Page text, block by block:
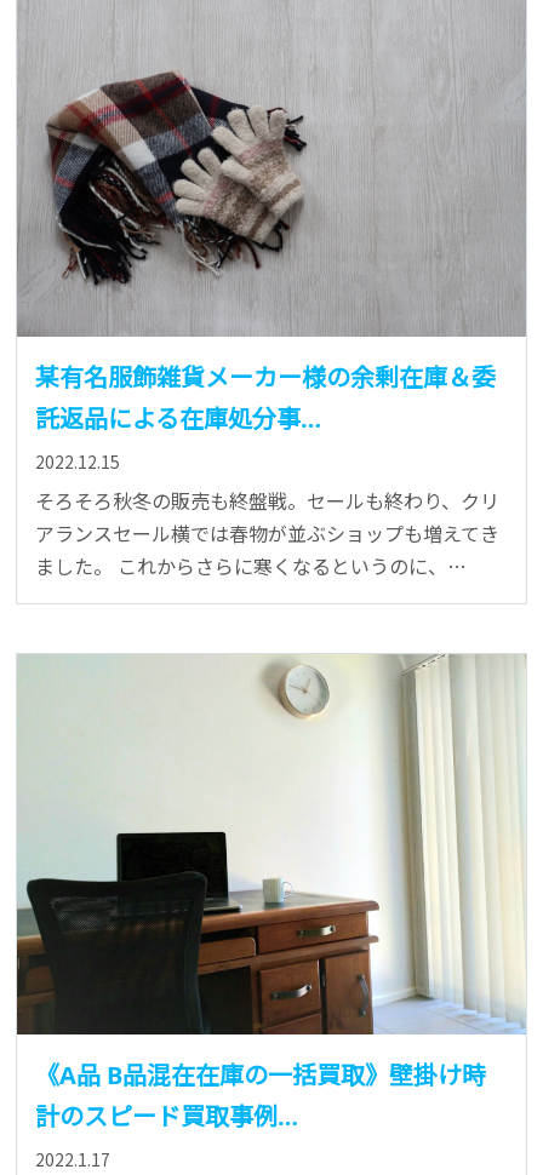
某有名服飾雑貨メーカー様の余剰在庫＆委
託返品による在庫処分事…
2022.12.15
そろそろ秋冬の販売も終盤戦。セールも終わり、クリ
アランスセール横では春物が並ぶショップも増えてき
ました。 これからさらに寒くなるというのに、…
《A品 B品混在在庫の一括買取》壁掛け時
計のスピード買取事例…
2022.1.17